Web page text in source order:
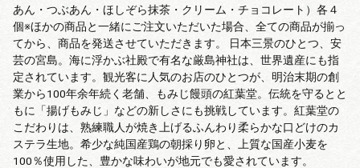
あん・つぶあん・ほしぞら抹茶・クリーム・チョコレート）各４
個※ほかの商品と一緒にご注文いただいた場合、全ての商品が揃っ
てから、商品を発送させていただきます。 日本三景のひとつ、安
芸の宮島。海に浮かぶ社殿で有名な厳島神社は、世界遺産にも指
定されています。観光客に人気のお店のひとつが、明治末期の創
業から100年余年続く老舗、もみじ饅頭の紅葉堂。伝統を守るとと
もに「揚げもみじ」などの新しさにも挑戦しています。紅葉堂の
こだわりは、熟練職人が焼き上げるふんわり柔らかな口どけのカ
ステラ生地。希少な純国産鶏の朝採り卵と、上質な国産小麦を
100％使用した、豊かな味わいが地元でも愛されています。